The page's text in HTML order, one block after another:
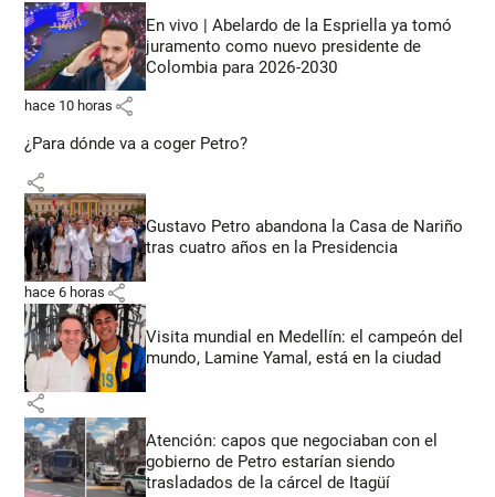
En vivo | Abelardo de la Espriella ya tomó
juramento como nuevo presidente de
Colombia para 2026-2030
hace 10 horas share
¿Para dónde va a coger Petro?
share
Gustavo Petro abandona la Casa de Nariño
tras cuatro años en la Presidencia
hace 6 horas share
Visita mundial en Medellín: el campeón del
mundo, Lamine Yamal, está en la ciudad
share
Atención: capos que negociaban con el
gobierno de Petro estarían siendo
trasladados de la cárcel de Itagüí